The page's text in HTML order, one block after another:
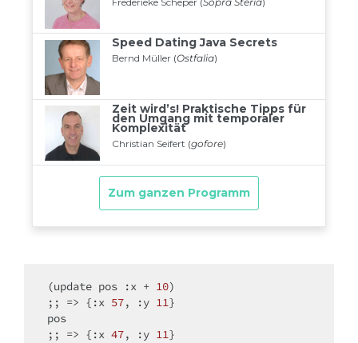
(update pos :x + 10)
;; => {:x 57, :y 11}
pos
;; => {:x 47, :y 11